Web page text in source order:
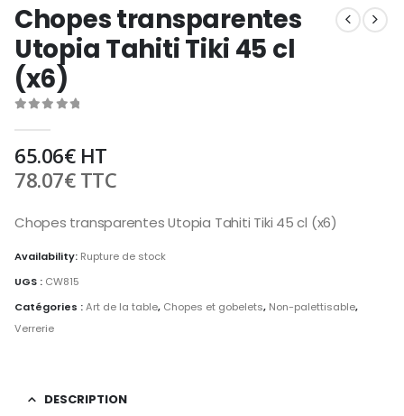
Chopes transparentes
Utopia Tahiti Tiki 45 cl
(x6)
65.06€HT
78.07€TTC
Chopes transparentes Utopia Tahiti Tiki 45 cl (x6)
Availability: Rupture de stock
UGS : CW815
Catégories :Art de la table, Chopes et gobelets, Non-palettisable,
Verrerie
DESCRIPTION